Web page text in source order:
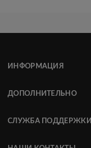
ИНФОРМАЦИЯ
ДОПОЛНИТЕЛЬНО
СЛУЖБА ПОДДЕРЖКИ